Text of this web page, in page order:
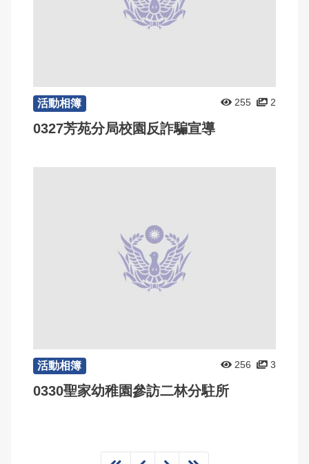
活動相簿 255 2
0327芳苑分局校園反詐騙宣導
活動相簿 256 3
0330聖家幼稚園參訪二林分駐所